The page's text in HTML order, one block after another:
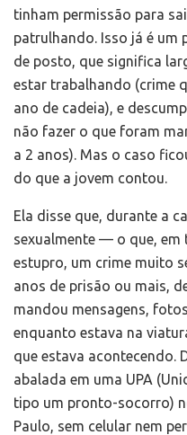
tinham permissão para
patrulhando. Isso já é um
de posto, que significa
estar trabalhando (crime
ano de cadeia), e
não fazer o que foram
a 2 anos). Mas o caso
do que a jovem contou.
Ela disse que, durante a
sexualmente — o que, em
estupro, um crime muito
anos de prisão ou mais,
mandou mensagens,
enquanto estava na
que estava acontecendo.
abalada em uma UPA
tipo um pronto-socorro)
Paulo, sem celular nem